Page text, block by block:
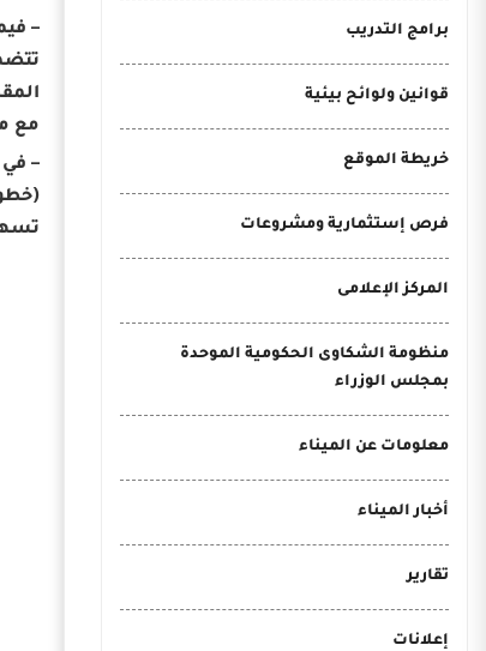
برامج التدريب
قوانين ولوائح بيئية
خريطة الموقع
فرص إستثمارية ومشروعات
المركز الإعلامى
منظومة الشكاوى الحكومية الموحدة
بمجلس الوزراء
معلومات عن الميناء
أخبار الميناء
تقارير
إعلانات
–
مع